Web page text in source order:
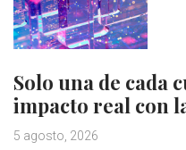
Solo una de cada
impacto real con
5 agosto, 2026